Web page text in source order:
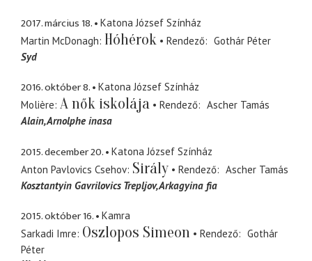
2017. március 18.
Katona József Színház
Martin McDonagh Hóhérok Rendező
Gothár Péter
Syd
2016. október 8.
Katona József Színház
Molière A nők iskolája Rendező
Ascher Tamás
Alain Arnolphe inasa
2015. december 20.
Katona József Színház
Anton Pavlovics Csehov Sirály Rendező
Ascher Tamás
Kosztantyin Gavrilovics Trepljov Arkagyina fia
2015. október 16.
Kamra
Sarkadi Imre Oszlopos Simeon Rendező
Gothár
Péter